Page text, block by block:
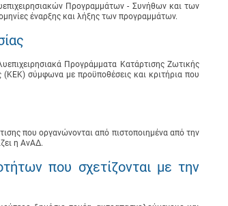
Προγραμμάτων - Συνήθων και των
έναρξης και λήξης των προγραμμάτων.
Προγράμματα Κατάρτισης Ζωτικής
σύμφωνα με προϋποθέσεις και κριτήρια που
που οργανώνονται από πιστοποιημένα από την
η ΑνΑΔ.
που σχετίζονται με την